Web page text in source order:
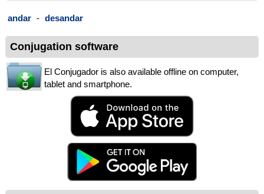
andar - desandar
Conjugation software
El Conjugador is also available offline on computer,
tablet and smartphone.